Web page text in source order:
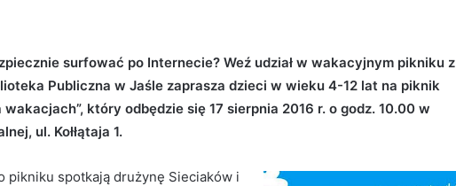
surfować po Internecie? Weź udział w wakacyjnym pikniku z
Publiczna w Jaśle zaprasza dzieci w wieku 4-12 lat na piknik
który odbędzie się 17 sierpnia 2016 r. o godz. 10.00 w
ul. Kołłątaja 1.
pikniku spotkają drużynę Sieciaków i